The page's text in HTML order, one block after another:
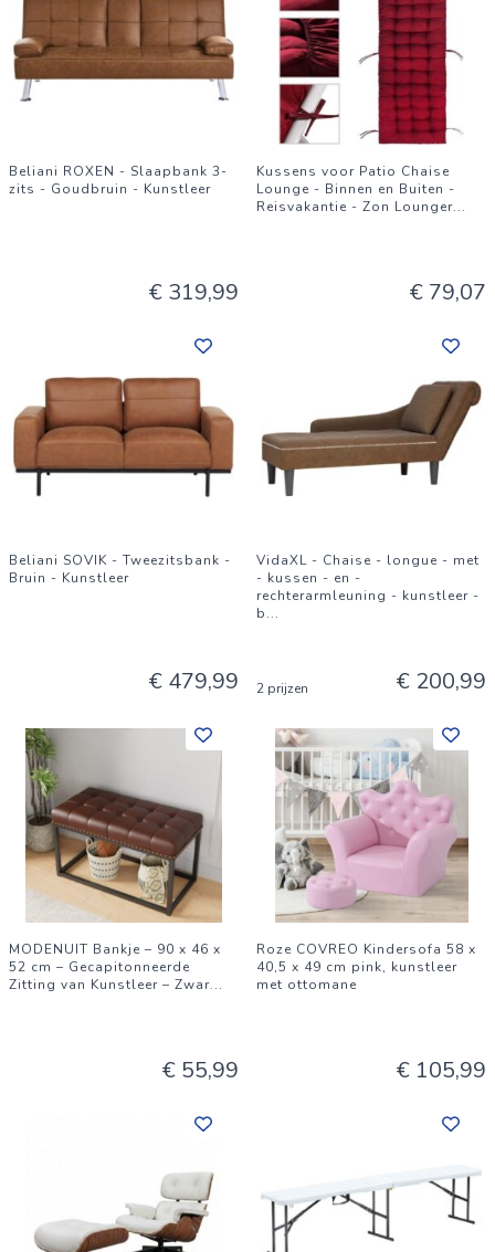
Beliani ROXEN - Slaapbank 3-
zits - Goudbruin - Kunstleer
€ 319,99
Kussens voor Patio Chaise
Lounge - Binnen en Buiten -
Reisvakantie - Zon Lounger...
€ 79,07
Beliani SOVIK - Tweezitsbank -
Bruin - Kunstleer
€ 479,99
VidaXL - Chaise - longue - met
- kussen - en -
rechterarmleuning - kunstleer -
b...
2 prijzen € 200,99
MODENUIT Bankje – 90 x 46 x
52 cm – Gecapitonneerde
Zitting van Kunstleer – Zwar...
€ 55,99
Roze COVREO Kindersofa 58 x
40,5 x 49 cm pink, kunstleer
met ottomane
€ 105,99